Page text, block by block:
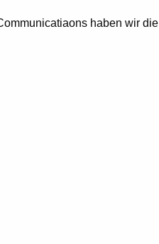
haben wir die